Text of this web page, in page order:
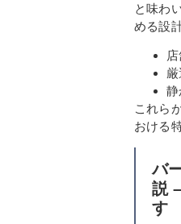
と味わ
める設
静
これら
おける
バ
説
す